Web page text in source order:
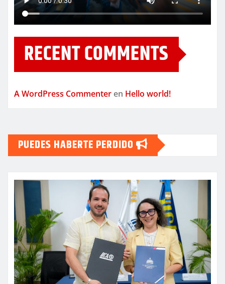
RECENT COMMENTS
A WordPress Commenter en Hello world!
PUEDES HABERTE PERDIDO